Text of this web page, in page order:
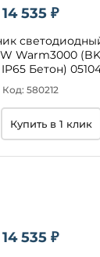
14 535 ₽
Warm3000
Бетон)
Код: 580212
Купить в 1 клик
14 535 ₽